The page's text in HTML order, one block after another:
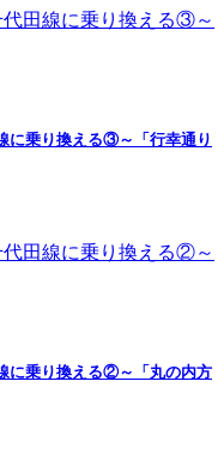
に乗り換える③～「行幸通り
に乗り換える②～「丸の内方